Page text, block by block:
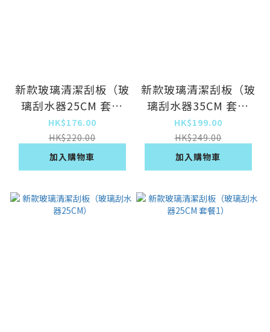
新款玻璃清潔刮板（玻
璃刮水器25CM 套餐
3）
HK$176.00
HK$220.00
加入購物車
新款玻璃清潔刮板（玻
璃刮水器35CM 套餐
3）
HK$199.00
HK$249.00
加入購物車